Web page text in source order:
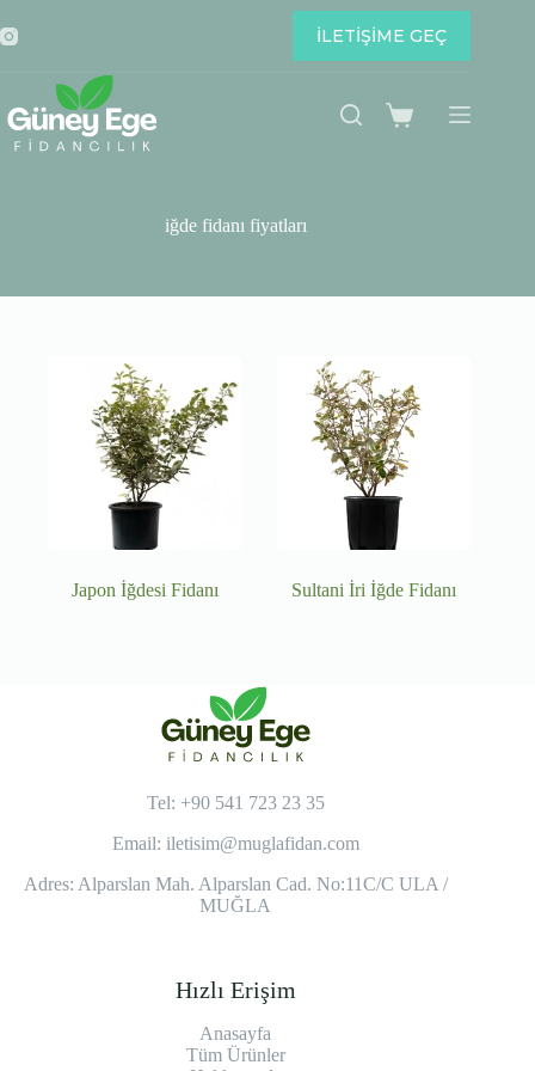
to
content
İLETİŞİME GEÇ
Shopping
iğde fidanı fiyatları
Japon İğdesi Fidanı Sultani İri İğde Fidanı
Tel: +90 541 723 23 35
Email: iletisim@muglafidan.com
Adres: Alparslan Mah. Alparslan Cad. No:11C/C ULA /
MUĞLA
Hızlı Erişim
Anasayfa
Tüm Ürünler